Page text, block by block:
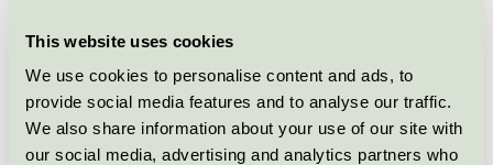
This website uses cookies
We use cookies to personalise content and ads, to
provide social media features and to analyse our traffic.
We also share information about your use of our site with
our social media, advertising and analytics partners who
Huvudbudskapet i projektet är att:
”Det ska vara lätt att göra hållbara
val i vardagen.”